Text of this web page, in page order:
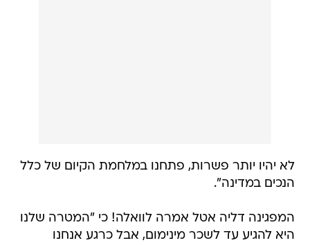
לא יהיו יותר פשרות, פתחנו במלחמת הקיום של כלל
הנכים במדינה".
המפגינה דליה אטל אמרה לוואלה! כי "המטרה שלנו
היא להגיע עד לשכר מינימום, אבל כרגע אנחנו